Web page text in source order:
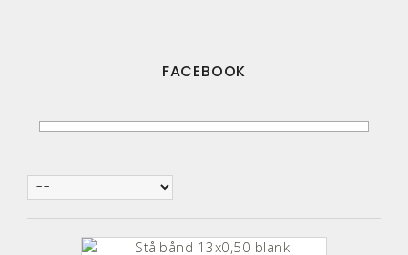
FACEBOOK